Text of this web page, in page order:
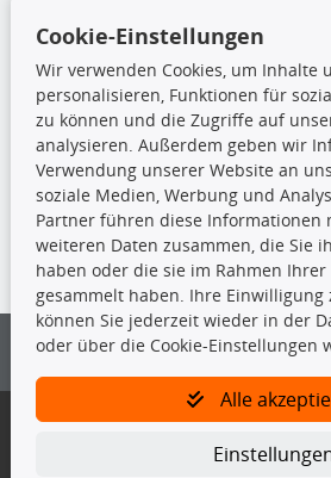
Stoßdämpfer
TecDoc Inside
Die hier angezeigten Daten insbesondere die
nicht kopiert werden.
Es ist zu unterlassen, die Daten oder die
vorherige Zustimmung von TecDoc zu
und/oder diese Handlungen durch Dritte
Bitte prüfen Sie, ob das über unseren
Gegebenenfalls sind ergänzende Informationen
Cookie-Einstellungen
Wir verwenden Cookies, um Inhalte
personalisieren, Funktionen für
zu können und die Zugriffe auf
analysieren. Außerdem geben wir
Verwendung unserer Website an
soziale Medien, Werbung und
Partner führen diese Informationen
weiteren Daten zusammen, die Sie
haben oder die sie im Rahmen
gesammelt haben. Ihre Einwilligung
können Sie jederzeit wieder in der
oder über die Cookie-Einstellungen
Alle